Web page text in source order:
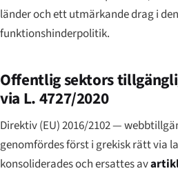
länder och ett utmärkande drag i
funktionshinderpolitik.
Offentlig sektors
via L. 4727/2020
Direktiv (EU) 2016/2102 —
genomfördes först i grekisk rätt via
konsoliderades och ersattes av